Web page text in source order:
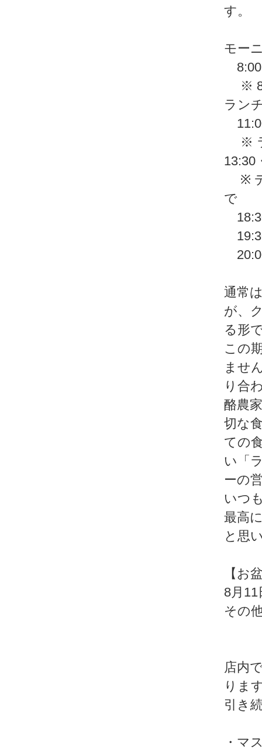
す。
モー
8:00
※
ラン
※ ラ
13:30
※ デ
で
通常
が、
る形
この
ませ
り合
酪農
切な
ての
い「
ーの
いつ
最高
と思
【お
8月
その
店内
りま
引き
・マ